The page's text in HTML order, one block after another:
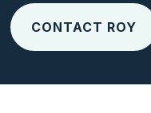
CONTACT ROY